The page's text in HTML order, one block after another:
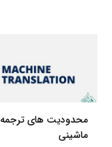
محدودیت های ترجمه
ماشینی